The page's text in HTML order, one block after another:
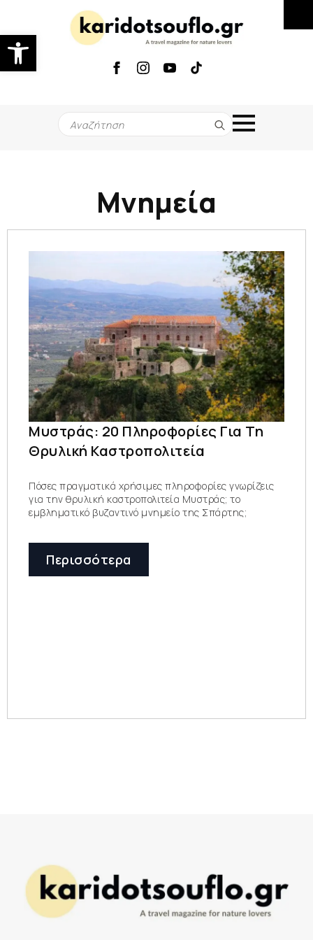
Ανοίξτε τη γραμμή εργαλείων
Search
for:
Μνημεία
Μυστράς: 20 Πληροφορίες Για Τη
Θρυλική Καστροπολιτεία
Πόσες πραγματικά χρήσιμες πληροφορίες γνωρίζεις
για την θρυλική καστροπολιτεία Μυστράς; το
εμβληματικό βυζαντινό μνημείο της Σπάρτης;
Περισσότερα